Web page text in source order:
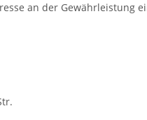
an der Gewährleistung